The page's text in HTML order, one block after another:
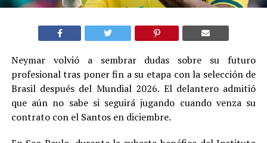
Neymar volvió a sembrar dudas sobre su futuro
profesional tras poner fin a su etapa con la selección de
Brasil después del Mundial 2026. El delantero admitió
que aún no sabe si seguirá jugando cuando venza su
contrato con el Santos en diciembre.